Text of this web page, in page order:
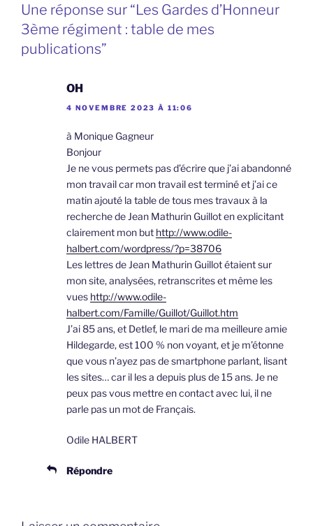
Une réponse sur “Les Gardes d’Honneur
3ème régiment : table de mes
publications”
OH
4 NOVEMBRE 2023 À 11:06
à Monique Gagneur
Bonjour
Je ne vous permets pas d’écrire que j’ai abandonné
mon travail car mon travail est terminé et j’ai ce
matin ajouté la table de tous mes travaux à la
recherche de Jean Mathurin Guillot en explicitant
clairement mon but http://www.odile-
halbert.com/wordpress/?p=38706
Les lettres de Jean Mathurin Guillot étaient sur
mon site, analysées, retranscrites et même les
vues http://www.odile-
halbert.com/Famille/Guillot/Guillot.htm
J’ai 85 ans, et Detlef, le mari de ma meilleure amie
Hildegarde, est 100 % non voyant, et je m’étonne
que vous n’ayez pas de smartphone parlant, lisant
les sites… car il les a depuis plus de 15 ans. Je ne
peux pas vous mettre en contact avec lui, il ne
parle pas un mot de Français.
Odile HALBERT
Répondre